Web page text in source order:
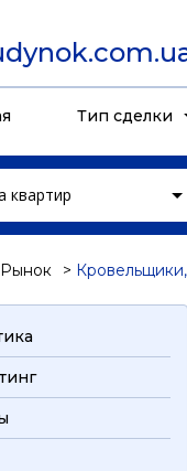
Тип сделки
квартир
Рынок